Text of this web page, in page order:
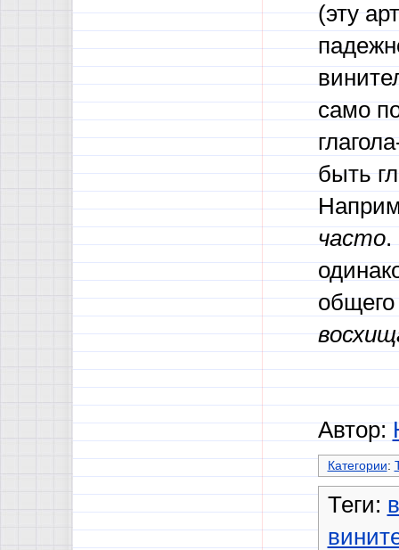
(эту
само
быть
часто.
Автор:
Категории:
Теги: